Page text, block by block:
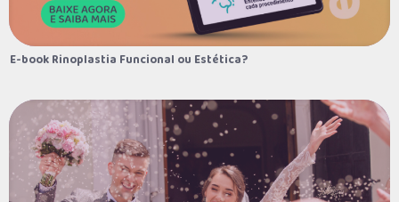
E-book Rinoplastia Funcional ou Estética?
E-book Rinoplastia Funcional ou Estética?